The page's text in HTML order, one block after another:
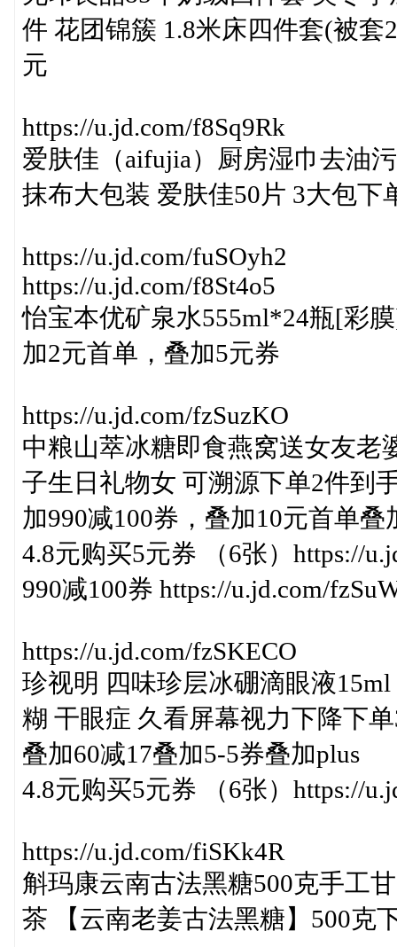
件 花团锦簇 1.8米床四件套(被套
元
https://u.jd.com/f8Sq9Rk
爱肤佳（aifujia）厨房湿巾去油
抹布大包装 爱肤佳50片 3大包下
https://u.jd.com/fuSOyh2
https://u.jd.com/f8St4o5
怡宝本优矿泉水555ml*24瓶[彩
加2元首单，叠加5元券
https://u.jd.com/fzSuzKO
中粮山萃冰糖即食燕窝送女友老
子生日礼物女 可溯源下单2件到
加990减100券，叠加10元首单叠
4.8元购买5元券 （6张）https://
990减100券 https://u.jd.com/
https://u.jd.com/fzSKECO
珍视明 四味珍层冰硼滴眼液
糊 干眼症 久看屏幕视力下降下
叠加60减17叠加5-5券叠加plus
4.8元购买5元券 （6张）https://
https://u.jd.com/fiSKk4R
斛玛康云南古法黑糖500克手工
茶 【云南老姜古法黑糖】500克